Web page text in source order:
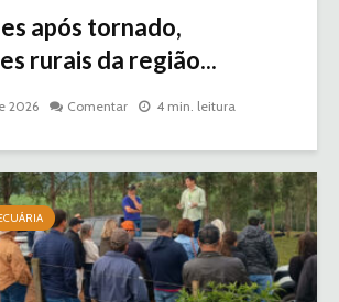
após tornado,
rurais da região...
2026 Comentar 4 min. leitura